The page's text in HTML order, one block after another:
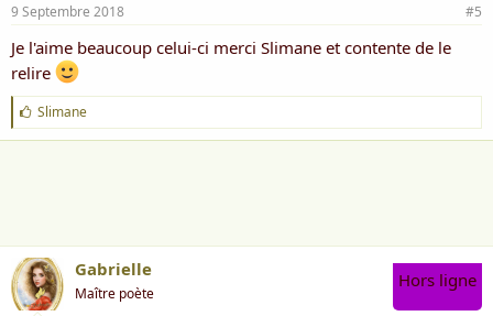
9 Septembre 2018 #5
Je l'aime beaucoup celui-ci merci Slimane et contente de le
relire
J
'
a
Slimane
Gabrielle
Maître poète
Hors ligne